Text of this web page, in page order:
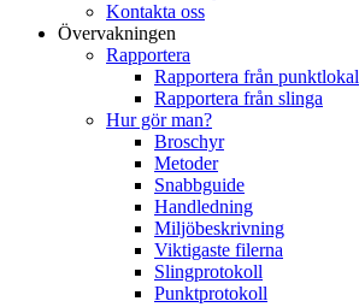
Kontakta oss
Övervakningen
Rapportera
Rapportera från punktlokal
Rapportera från slinga
Hur gör man?
Broschyr
Metoder
Snabbguide
Handledning
Miljöbeskrivning
Viktigaste filerna
Slingprotokoll
Punktprotokoll